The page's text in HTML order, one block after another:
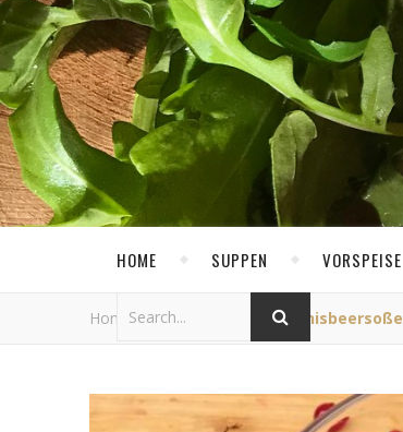
HOME SUPPEN VORSPEISE
Home / Allgemein Johannisbeersoße